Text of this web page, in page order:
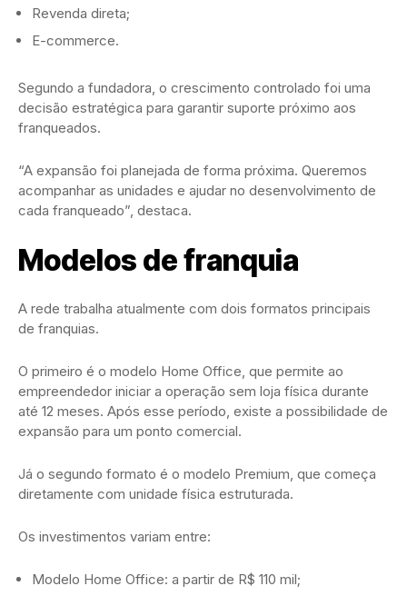
Revenda direta;
E-commerce.
Segundo a fundadora, o crescimento controlado foi uma
decisão estratégica para garantir suporte próximo aos
franqueados.
“A expansão foi planejada de forma próxima. Queremos
acompanhar as unidades e ajudar no desenvolvimento de
cada franqueado”, destaca.
Modelos de franquia
A rede trabalha atualmente com dois formatos principais
de franquias.
O primeiro é o modelo Home Office, que permite ao
empreendedor iniciar a operação sem loja física durante
até 12 meses. Após esse período, existe a possibilidade de
expansão para um ponto comercial.
Já o segundo formato é o modelo Premium, que começa
diretamente com unidade física estruturada.
Os investimentos variam entre:
Modelo Home Office: a partir de R$ 110 mil;